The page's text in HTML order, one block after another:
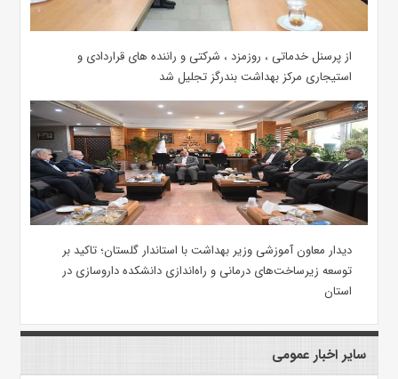
از پرسنل خدماتی ، روزمزد ، شرکتی و راننده های قراردادی و
استیجاری مرکز بهداشت بندرگز تجلیل شد
دیدار معاون آموزشی وزیر بهداشت با استاندار گلستان؛ تاکید بر
توسعه زیرساخت‌های درمانی و راه‌اندازی دانشکده داروسازی در
استان
سایر اخبار عمومی